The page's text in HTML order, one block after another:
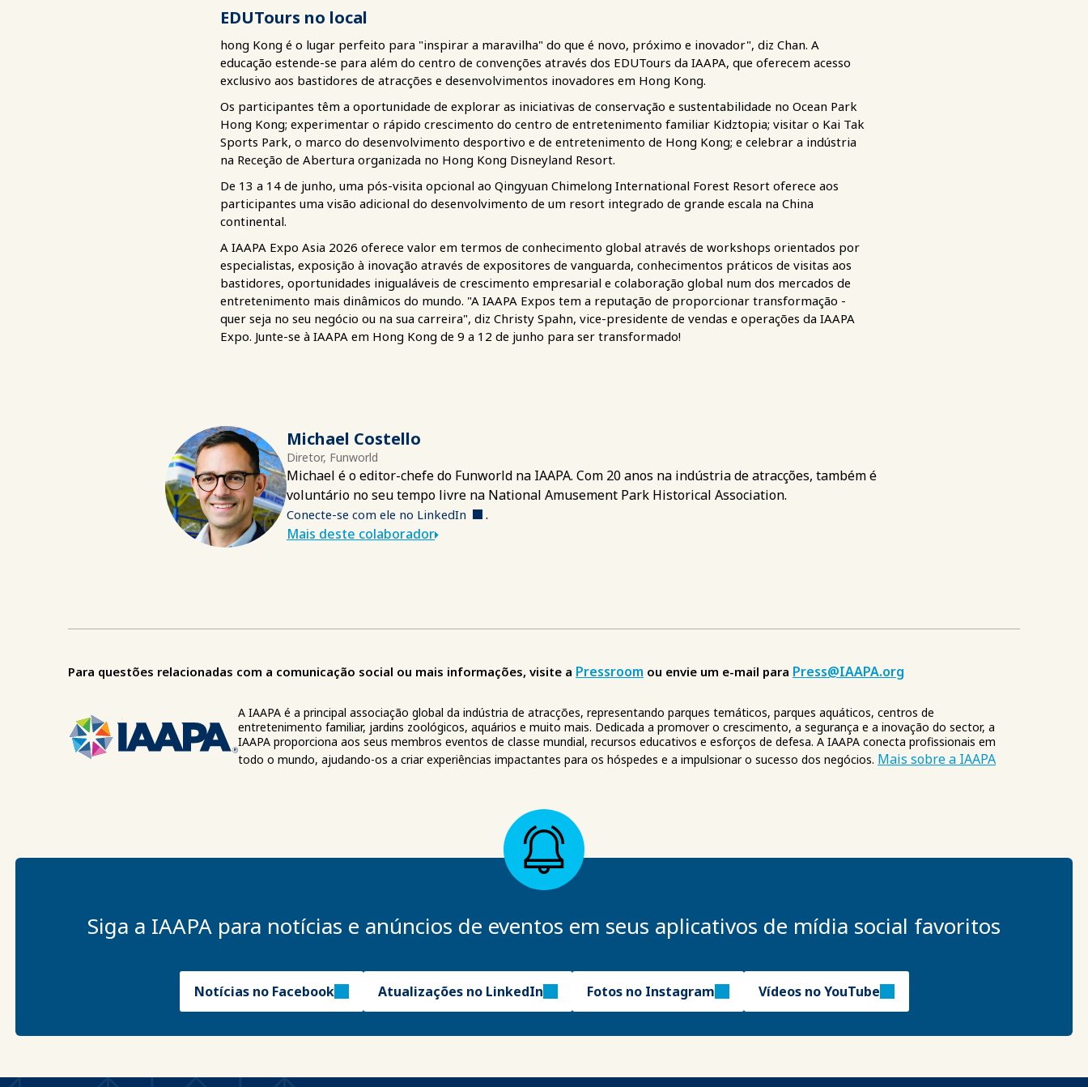
EDUTours no local
hong Kong é o lugar perfeito para "inspirar a maravilha" do que é novo, próximo e inovador", diz Chan. A
educação estende-se para além do centro de convenções através dos EDUTours da IAAPA, que oferecem acesso
exclusivo aos bastidores de atracções e desenvolvimentos inovadores em Hong Kong.
Os participantes têm a oportunidade de explorar as iniciativas de conservação e sustentabilidade no Ocean Park
Hong Kong; experimentar o rápido crescimento do centro de entretenimento familiar Kidztopia; visitar o Kai Tak
Sports Park, o marco do desenvolvimento desportivo e de entretenimento de Hong Kong; e celebrar a indústria
na Receção de Abertura organizada no Hong Kong Disneyland Resort.
De 13 a 14 de junho, uma pós-visita opcional ao Qingyuan Chimelong International Forest Resort oferece aos
participantes uma visão adicional do desenvolvimento de um resort integrado de grande escala na China
continental.
A IAAPA Expo Asia 2026 oferece valor em termos de conhecimento global através de workshops orientados por
especialistas, exposição à inovação através de expositores de vanguarda, conhecimentos práticos de visitas aos
bastidores, oportunidades inigualáveis de crescimento empresarial e colaboração global num dos mercados de
entretenimento mais dinâmicos do mundo. "A IAAPA Expos tem a reputação de proporcionar transformação -
quer seja no seu negócio ou na sua carreira", diz Christy Spahn, vice-presidente de vendas e operações da IAAPA
Expo. Junte-se à IAAPA em Hong Kong de 9 a 12 de junho para ser transformado!
Michael Costello
Diretor, Funworld
Michael é o editor-chefe do Funworld na IAAPA. Com 20 anos na indústria de atracções, também é
voluntário no seu tempo livre na National Amusement Park Historical Association.
Conecte-se com ele no LinkedIn
.
Mais deste colaborador
Para questões relacionadas com a comunicação social ou mais informações, visite a Pressroom ou envie um e-mail para Press@IAAPA.org
A IAAPA é a principal associação global da indústria de atracções, representando parques temáticos, parques aquáticos, centros de
entretenimento familiar, jardins zoológicos, aquários e muito mais. Dedicada a promover o crescimento, a segurança e a inovação do sector, a
IAAPA proporciona aos seus membros eventos de classe mundial, recursos educativos e esforços de defesa. A IAAPA conecta profissionais em
todo o mundo, ajudando-os a criar experiências impactantes para os hóspedes e a impulsionar o sucesso dos negócios. Mais sobre a IAAPA
Siga a IAAPA para notícias e anúncios de eventos em seus aplicativos de mídia social favoritos
Notícias no Facebook Atualizações no LinkedIn Fotos no Instagram Vídeos no YouTube